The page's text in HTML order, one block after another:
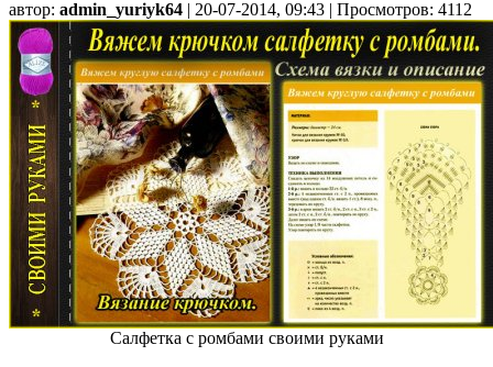
автор: admin_yuriyk64 | 20-07-2014, 09:43 | Просмотров: 4112
Салфетка с ромбами своими руками